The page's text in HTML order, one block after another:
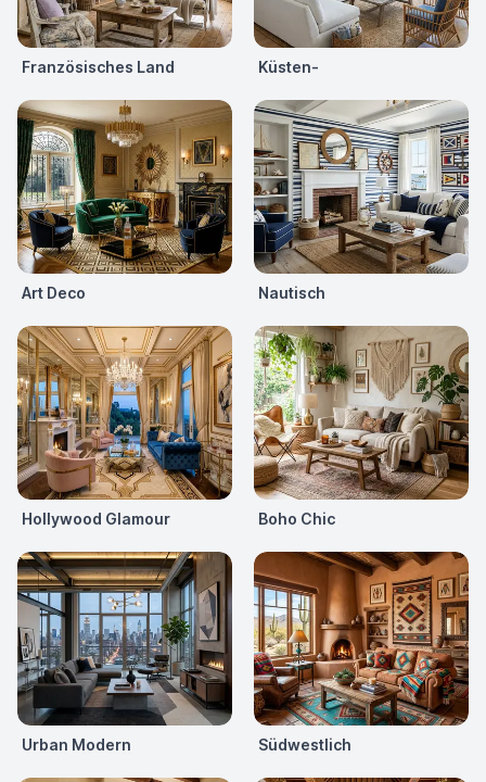
Französisches Land Küsten-
Art Deco Nautisch
Hollywood Glamour Boho Chic
Urban Modern Südwestlich